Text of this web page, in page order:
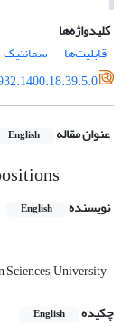
کلیدواژه‌ها
قابلیت‌ها
سمانتیک
عنوان مقاله English
نویسنده English
Sciences; University
چکیده
English